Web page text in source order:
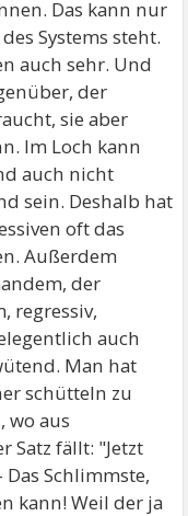
Das kann nur
Systems steht.
auch sehr. Und
der
sie aber
Im Loch kann
auch nicht
sein. Deshalb hat
oft das
Außerdem
der
regressiv,
auch
Man hat
schütteln zu
wo aus
Satz fällt: "Jetzt
Schlimmste,
kann! Weil der ja